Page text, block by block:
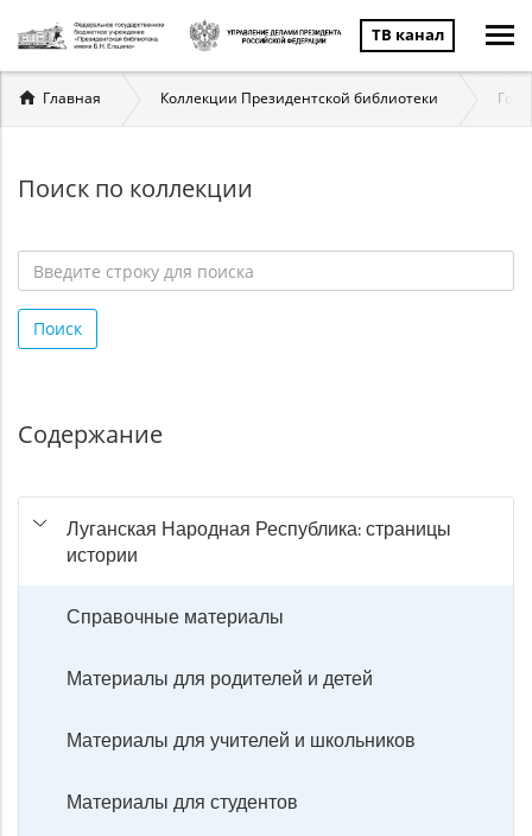
ТВ канал
Вы
здесь
Главная Коллекции Президентской библиотеки
Поиск по коллекции
строку
для
Поиск
Содержание
Луганская Народная Республика: страницы
истории
Справочные материалы
Материалы для родителей и детей
Материалы для учителей и школьников
Материалы для студентов